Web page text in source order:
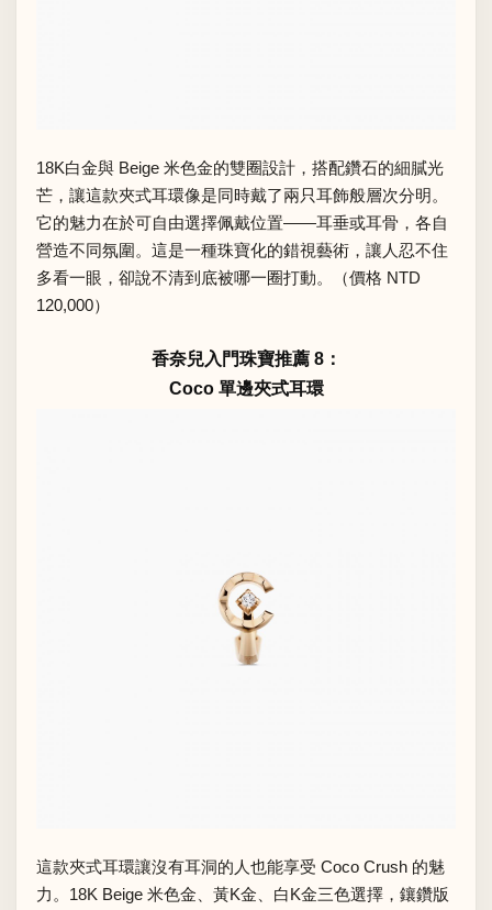
18K白金與 Beige 米色金的雙圈設計，搭配鑽石的細膩光
芒，讓這款夾式耳環像是同時戴了兩只耳飾般層次分明。
它的魅力在於可自由選擇佩戴位置——耳垂或耳骨，各自
營造不同氛圍。這是一種珠寶化的錯視藝術，讓人忍不住
多看一眼，卻說不清到底被哪一圈打動。（價格 NTD
120,000）
香奈兒入門珠寶推薦 8：
Coco 單邊夾式耳環
這款夾式耳環讓沒有耳洞的人也能享受 Coco Crush 的魅
力。18K Beige 米色金、黃K金、白K金三色選擇，鑲鑽版